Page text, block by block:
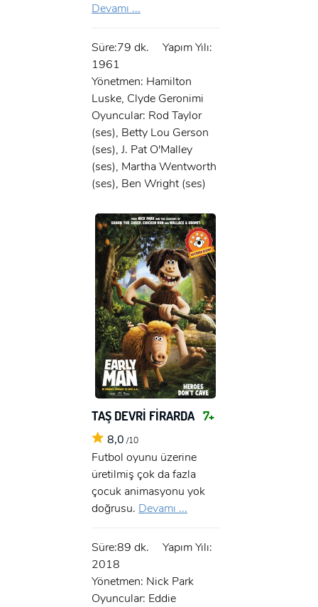
Devamı ...
Süre:79 dk.
Yapım Yılı:
1961
Yönetmen: Hamilton
Luske, Clyde Geronimi
Oyuncular: Rod Taylor
(ses), Betty Lou Gerson
(ses), J. Pat O'Malley
(ses), Martha Wentworth
(ses), Ben Wright (ses)
TAŞ DEVRİ FİRARDA 7+
8,0 /10
Futbol oyunu üzerine
üretilmiş çok da fazla
çocuk animasyonu yok
doğrusu. Devamı ...
Süre:89 dk.
Yapım Yılı:
2018
Yönetmen: Nick Park
Oyuncular: Eddie